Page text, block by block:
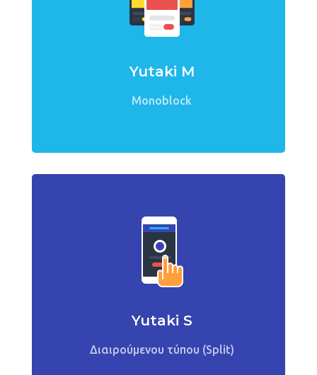
Yutaki M
Monoblock
Yutaki S
Διαιρούμενου τύπου (Split)